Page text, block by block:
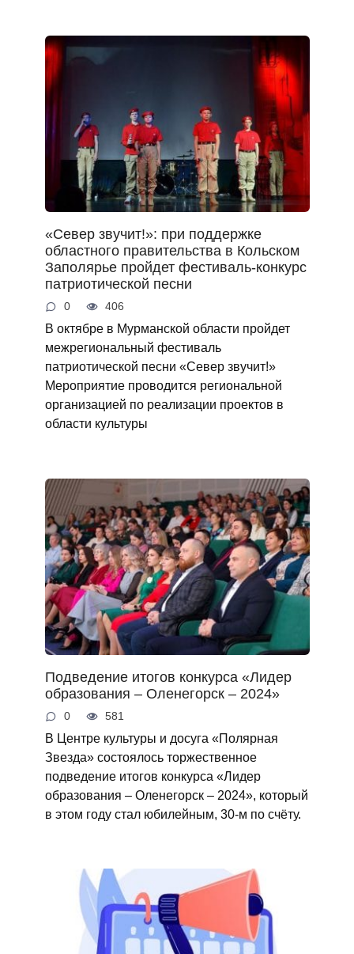
«Север звучит!»: при поддержке
областного правительства в Кольском
Заполярье пройдет фестиваль-конкурс
патриотической песни
0 406
В октябре в Мурманской области пройдет
межрегиональный фестиваль
патриотической песни «Север звучит!»
Мероприятие проводится региональной
организацией по реализации проектов в
области культуры
Подведение итогов конкурса «Лидер
образования – Оленегорск – 2024»
0 581
В Центре культуры и досуга «Полярная
Звезда» состоялось торжественное
подведение итогов конкурса «Лидер
образования – Оленегорск – 2024», который
в этом году стал юбилейным, 30-м по счёту.